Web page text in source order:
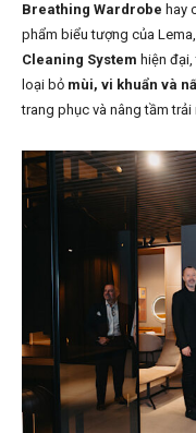
Breathing Wardrobe hay
phẩm biểu tượng của
Cleaning System hiện
loại bỏ mùi, vi khuẩn và
trang phục và nâng tầm